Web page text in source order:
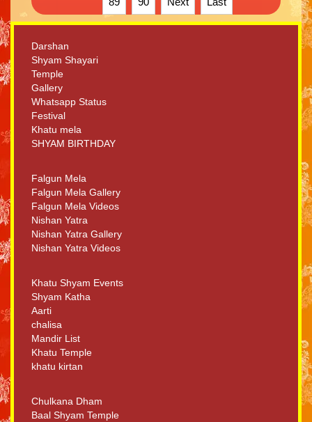
Darshan
Shyam Shayari
Temple
Gallery
Whatsapp Status
Festival
Khatu mela
SHYAM BIRTHDAY
Falgun Mela
Falgun Mela Gallery
Falgun Mela Videos
Nishan Yatra
Nishan Yatra Gallery
Nishan Yatra Videos
Khatu Shyam Events
Shyam Katha
Aarti
chalisa
Mandir List
Khatu Temple
khatu kirtan
Chulkana Dham
Baal Shyam Temple